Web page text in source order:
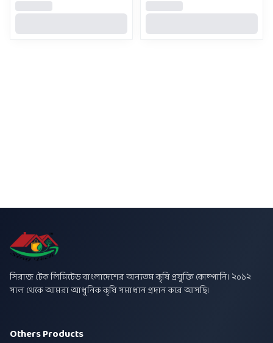
সিরাজ টেক লিমিটেড বাংলাদেশের অন্যতম কৃষি প্রযুক্তি কোম্পানি। ২০১২
সাল থেকে আমরা আধুনিক কৃষি সমাধান প্রদান করে আসছি।
Others Products